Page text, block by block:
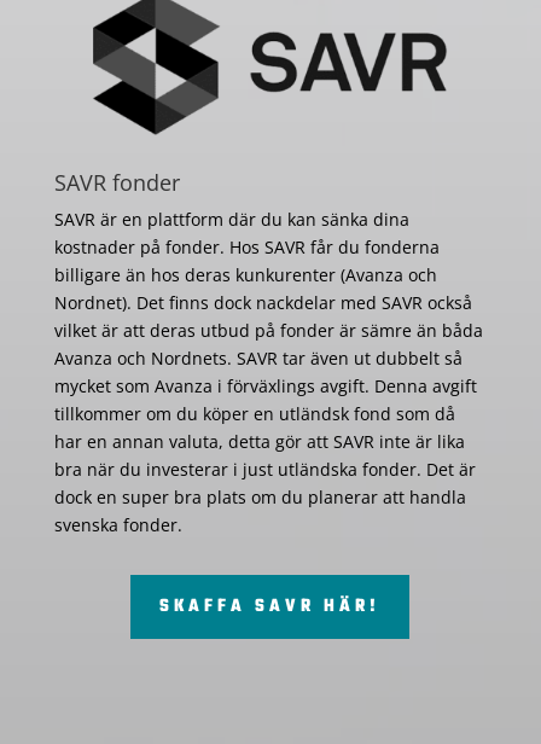
SAVR fonder
SAVR är en plattform där du kan sänka dina
kostnader på fonder. Hos SAVR får du fonderna
billigare än hos deras kunkurenter (Avanza och
Nordnet). Det finns dock nackdelar med SAVR också
vilket är att deras utbud på fonder är sämre än båda
Avanza och Nordnets. SAVR tar även ut dubbelt så
mycket som Avanza i förväxlings avgift. Denna avgift
tillkommer om du köper en utländsk fond som då
har en annan valuta, detta gör att SAVR inte är lika
bra när du investerar i just utländska fonder. Det är
dock en super bra plats om du planerar att handla
svenska fonder.
SKAFFA SAVR HÄR!